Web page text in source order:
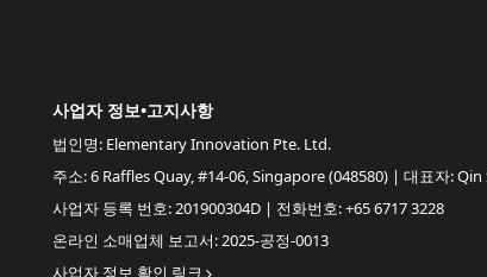
사업자 정보•고지사항
법인명: Elementary Innovation Pte. Ltd.
주소: 6 Raffles Quay, #14-06, Singapore (048580) | 대표자: Qin
사업자 등록 번호: 201900304D | 전화번호: +65 6717 3228
온라인 소매업체 보고서: 2025-공정-0013
사업자 정보 확인 링크